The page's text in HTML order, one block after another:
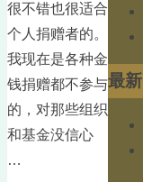
很不错也很适合
个人捐赠者的。
我现在是各种金
钱捐赠都不参与
的，对那些组织
和基金没信心
…
最新